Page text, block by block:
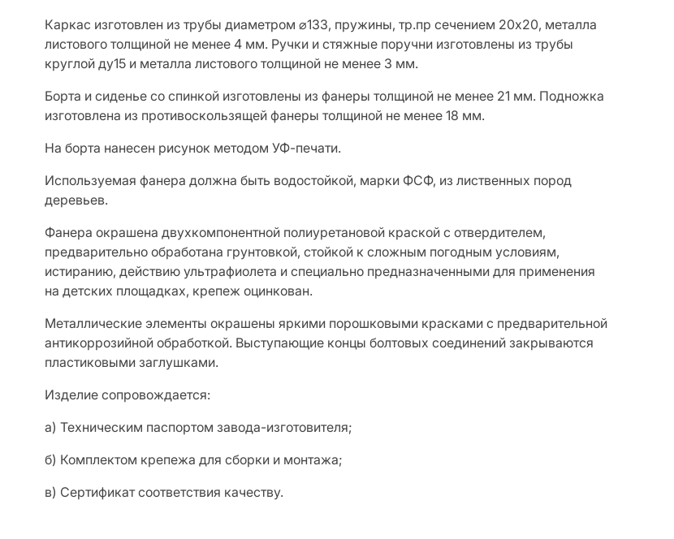
Каркас изготовлен из трубы диаметром ⌀133, пружины, тр.пр сечением 20х20, металла
листового толщиной не менее 4 мм. Ручки и стяжные поручни изготовлены из трубы
круглой ду15 и металла листового толщиной не менее 3 мм.
Борта и сиденье со спинкой изготовлены из фанеры толщиной не менее 21 мм. Подножка
изготовлена из противоскользящей фанеры толщиной не менее 18 мм.
На борта нанесен рисунок методом УФ-печати.
Используемая фанера должна быть водостойкой, марки ФСФ, из лиственных пород
деревьев.
Фанера окрашена двухкомпонентной полиуретановой краской с отвердителем,
предварительно обработана грунтовкой, стойкой к сложным погодным условиям,
истиранию, действию ультрафиолета и специально предназначенными для применения
на детских площадках, крепеж оцинкован.
Металлические элементы окрашены яркими порошковыми красками с предварительной
антикоррозийной обработкой. Выступающие концы болтовых соединений закрываются
пластиковыми заглушками.
Изделие сопровождается:
а) Техническим паспортом завода-изготовителя;
б) Комплектом крепежа для сборки и монтажа;
в) Сертификат соответствия качеству.